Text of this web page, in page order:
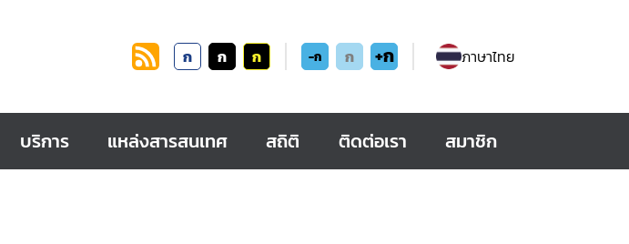
ก ก ก -ก ก +ก ภาษาไทย
บริการ แหล่งสารสนเทศ สถิติ ติดต่อเรา สมาชิก